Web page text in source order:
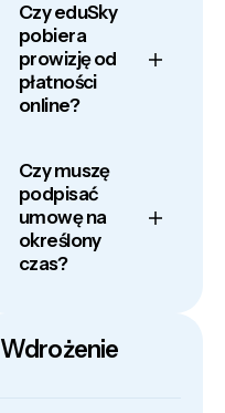
Czy eduSky
pobiera
prowizję od
płatności
online?
Czy muszę
podpisać
umowę na
określony
czas?
Wdrożenie